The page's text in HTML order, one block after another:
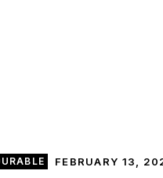
FEBRUARY 13,